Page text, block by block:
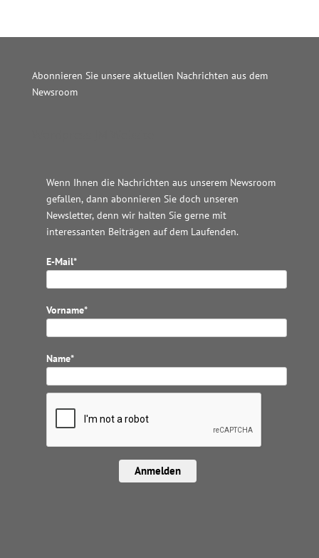
Abonnieren Sie unsere aktuellen Nachrichten aus dem
Newsroom
Wenn Ihnen die Nachrichten aus unserem Newsroom
gefallen, dann abonnieren Sie doch unseren
Newsletter, denn wir halten Sie gerne mit
interessanten Beiträgen auf dem Laufenden.
E-Mail*
Vorname*
Name*
Anmelden